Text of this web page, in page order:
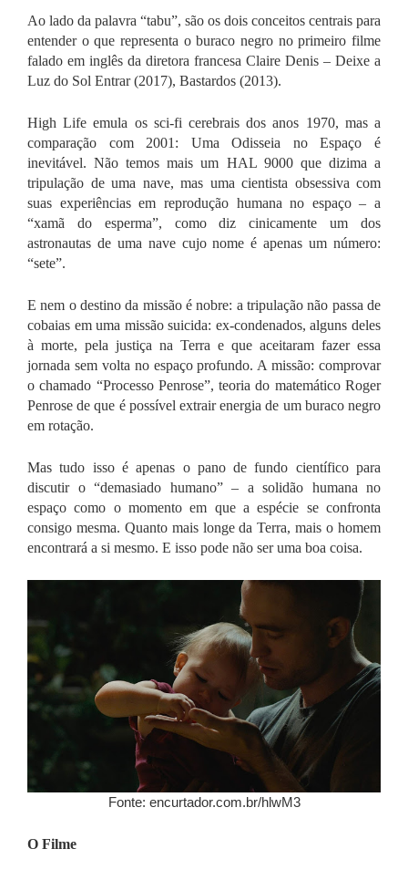
Ao lado da palavra “tabu”, são os dois conceitos centrais para
entender o que representa o buraco negro no primeiro filme
falado em inglês da diretora francesa Claire Denis – Deixe a
Luz do Sol Entrar(2017), Bastardos (2013).
High Lifeemula os sci-fi cerebrais dos anos 1970, mas a
comparação com 2001: Uma Odisseia no Espaço é
inevitável. Não temos mais um HAL 9000 que dizima a
tripulação de uma nave, mas uma cientista obsessiva com
suas experiências em reprodução humana no espaço – a
“xamã do esperma”, como diz cinicamente um dos
astronautas de uma nave cujo nome é apenas um número:
“sete”.
E nem o destino da missão é nobre: a tripulação não passa de
cobaias em uma missão suicida: ex-condenados, alguns deles
à morte, pela justiça na Terra e que aceitaram fazer essa
jornada sem volta no espaço profundo. A missão: comprovar
o chamado “Processo Penrose”, teoria do matemático Roger
Penrose de que é possível extrair energia de um buraco negro
em rotação.
Mas tudo isso é apenas o pano de fundo científico para
discutir o “demasiado humano” – a solidão humana no
espaço como o momento em que a espécie se confronta
consigo mesma. Quanto mais longe da Terra, mais o homem
encontrará a si mesmo. E isso pode não ser uma boa coisa.
Fonte: encurtador.com.br/hlwM3
O Filme